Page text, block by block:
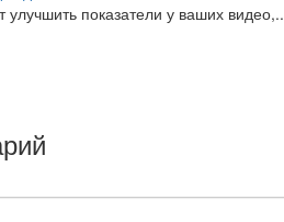
улучшить показатели у ваших видео,..